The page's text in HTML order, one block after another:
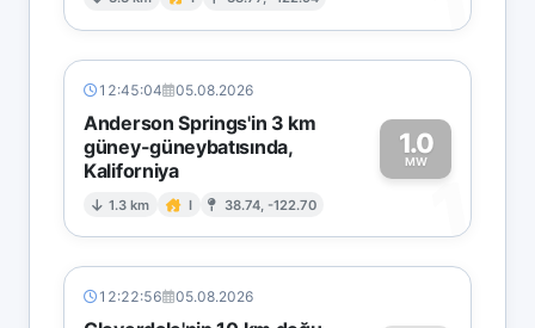
12:45:04 05.08.2026
Anderson Springs'in 3 km
güney-güneybatısında,
Kaliforniya
1.3 km I 38.74, -122.70
1.0
MW
1
12:22:56 05.08.2026